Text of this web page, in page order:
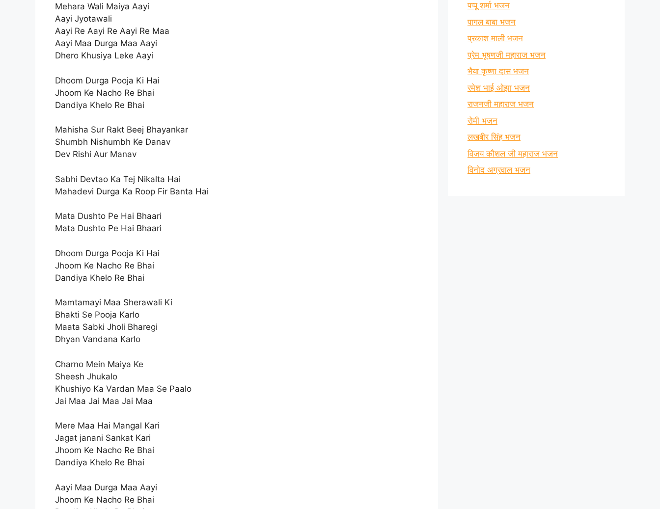
Mehara Wali Maiya Aayi
Aayi Jyotawali
Aayi Re Aayi Re Aayi Re Maa
Aayi Maa Durga Maa Aayi
Dhero Khusiya Leke Aayi
Dhoom Durga Pooja Ki Hai
Jhoom Ke Nacho Re Bhai
Dandiya Khelo Re Bhai
Mahisha Sur Rakt Beej Bhayankar
Shumbh Nishumbh Ke Danav
Dev Rishi Aur Manav
Sabhi Devtao Ka Tej Nikalta Hai
Mahadevi Durga Ka Roop Fir Banta Hai
Mata Dushto Pe Hai Bhaari
Mata Dushto Pe Hai Bhaari
Dhoom Durga Pooja Ki Hai
Jhoom Ke Nacho Re Bhai
Dandiya Khelo Re Bhai
Mamtamayi Maa Sherawali Ki
Bhakti Se Pooja Karlo
Maata Sabki Jholi Bharegi
Dhyan Vandana Karlo
Charno Mein Maiya Ke
Sheesh Jhukalo
Khushiyo Ka Vardan Maa Se Paalo
Jai Maa Jai Maa Jai Maa
Mere Maa Hai Mangal Kari
Jagat janani Sankat Kari
Jhoom Ke Nacho Re Bhai
Dandiya Khelo Re Bhai
Aayi Maa Durga Maa Aayi
Jhoom Ke Nacho Re Bhai
पप्पू शर्मा भजन
पागल बाबा भजन
प्रकाश माली भजन
प्रेम भूषणजी महाराज भजन
भैया कृष्णा दास भजन
रमेश भाई ओझा भजन
राजनजी महाराज भजन
रोमी भजन
लखबीर सिंह भजन
विजय कौशल जी महाराज भजन
विनोद अग्रवाल भजन